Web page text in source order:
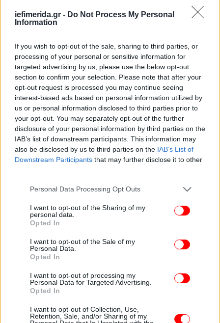
iefimerida.gr - Do Not Process My Personal
Information
If you wish to opt-out of the sale, sharing to third parties, or
processing of your personal or sensitive information for
targeted advertising by us, please use the below opt-out
section to confirm your selection. Please note that after your
opt-out request is processed you may continue seeing
interest-based ads based on personal information utilized by
us or personal information disclosed to third parties prior to
your opt-out. You may separately opt-out of the further
disclosure of your personal information by third parties on the
IAB’s list of downstream participants. This information may
also be disclosed by us to third parties on the IAB’s List of
Downstream Participants that may further disclose it to other
Please note that this website/app uses one or more Google
not limited to your visit or usage behaviour. You may click to
grant or deny consent to Google and its third-party tags to
use your data for below specified purposes in below Google
consent section.
Personal Data Processing Opt Outs
I want to opt-out of the Sharing of my
personal data.
Opted In
I want to opt-out of the Sale of my
Personal Data.
Opted In
I want to opt-out of processing my
Personal Data for Targeted Advertising.
Opted In
I want to opt-out of Collection, Use,
Retention, Sale, and/or Sharing of my
Στο στομάχι του θύματος, εντοπίστηκαν
υπολείμματα φαγητού, χωρίς να έχει ξεκινήσει η
το βράδυ της Τρίτης και ο θάνατος του άτυχου
Νικόλα, φαίνεται πως σημειώθηκε το ξημέρωμα της
ενώ αρκετά πρόσωπα έχουν μπει στο στόχαστρο
της Ασφάλειας Κατερίνης αφού από τις
πληροφορίες που έχουν συγκεντρωθεί μέχρι
στιγμής ο 73χρονος συχνά κατανάλωνε μεγάλες